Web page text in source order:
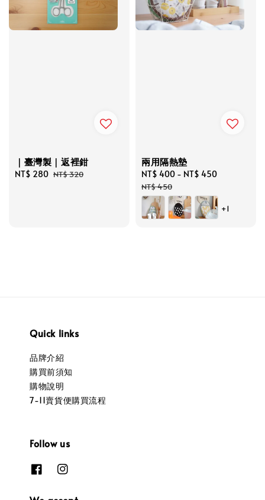
｜臺灣製｜返裡鉗
Sale
NT$ 280 Regular
NT$ 320
兩用隔熱墊
Sale
price
NT$ 400 - NT$ 450
NT$ 450
+1
Quick links
品牌介紹
購買前須知
購物說明
7-11賣貨便購買流程
Follow us